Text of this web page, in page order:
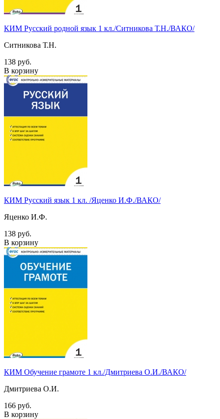
КИМ Русский родной язык 1 кл./Ситникова Т.Н./ВАКО/
Ситникова Т.Н.
138 руб.
В корзину
КИМ Русский язык 1 кл. /Яценко И.Ф./ВАКО/
Яценко И.Ф.
138 руб.
В корзину
КИМ Обучение грамоте 1 кл./Дмитриева О.И./ВАКО/
Дмитриева О.И.
166 руб.
В корзину